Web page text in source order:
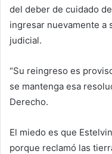
del deber de cuidado
ingresar nuevamente a
judicial.
“Su reingreso es
se mantenga esa
Derecho.
El miedo es que
porque reclamó las